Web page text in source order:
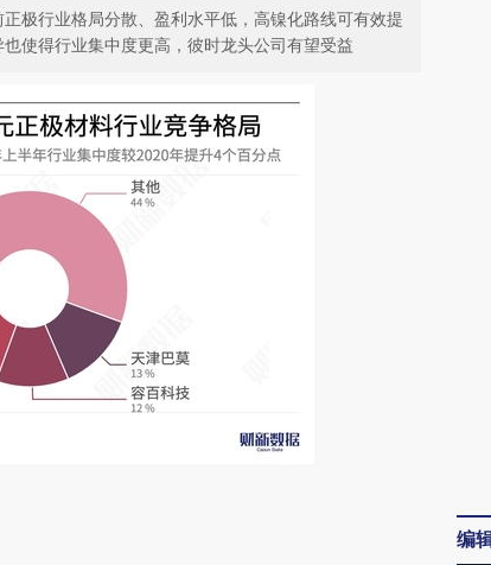
极行业格局分散、盈利水平低，高镍化路线可有效提
使得行业集中度更高，彼时龙头公司有望受益
编